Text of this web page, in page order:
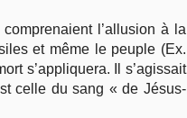
l’allusion à la
et même le peuple (Ex.
s’appliquera. Il s’agissait
celle du sang « de Jésus-